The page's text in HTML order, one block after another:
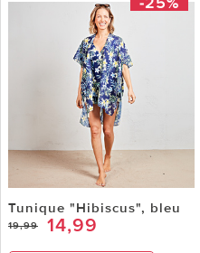
Tunique "Hibiscus", bleu
19,99 14,99